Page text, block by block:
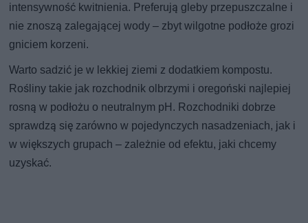
intensywność kwitnienia. Preferują gleby przepuszczalne i
nie znoszą zalegającej wody – zbyt wilgotne podłoże grozi
gniciem korzeni.
Warto sadzić je w lekkiej ziemi z dodatkiem kompostu.
Rośliny takie jak rozchodnik olbrzymi i oregoński najlepiej
rosną w podłożu o neutralnym pH. Rozchodniki dobrze
sprawdzą się zarówno w pojedynczych nasadzeniach, jak i
w większych grupach – zależnie od efektu, jaki chcemy
uzyskać.